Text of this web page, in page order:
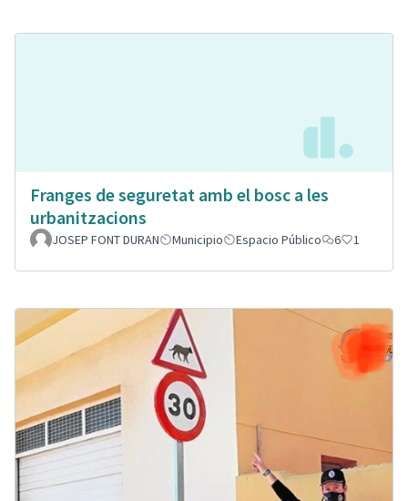
Franges de seguretat amb el bosc a les
urbanitzacions
JOSEP FONT DURAN Municipio Espacio Público 6 1